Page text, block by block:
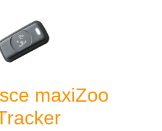
maxiZoo